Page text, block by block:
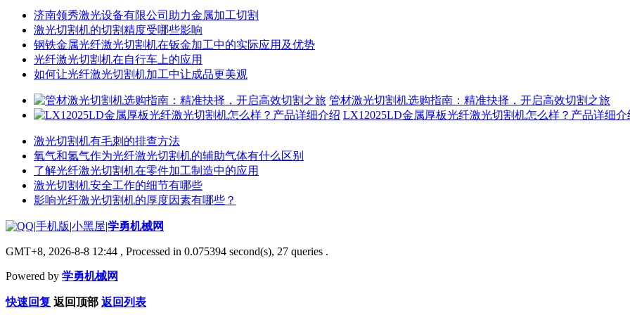
济南领秀激光设备有限公司助力金属加工切割
激光切割机的切割精度受哪些影响
钢铁金属光纤激光切割机在钣金加工中的实际应用及优势
光纤激光切割机在自行车上的应用
如何让光纤激光切割机加工中让成品更美观
管材激光切割机选购指南：精准抉择，开启高效切割之旅
LX12025LD金属厚板光纤激光切割机怎么样？产品详细介
激光切割机有毛刺的排查方法
氧气和氮气作为光纤激光切割机的辅助气体有什么区别
了解光纤激光切割机在零件加工制造中的应用
激光切割机安全工作的细节有哪些
影响光纤激光切割机的厚度因素有哪些？
|手机版|小黑屋|学勇机械网
GMT+8, 2026-8-8 12:44 , Processed in 0.075394 second(s), 27 queries .
Powered by 学勇机械网
快速回复 返回顶部 返回列表